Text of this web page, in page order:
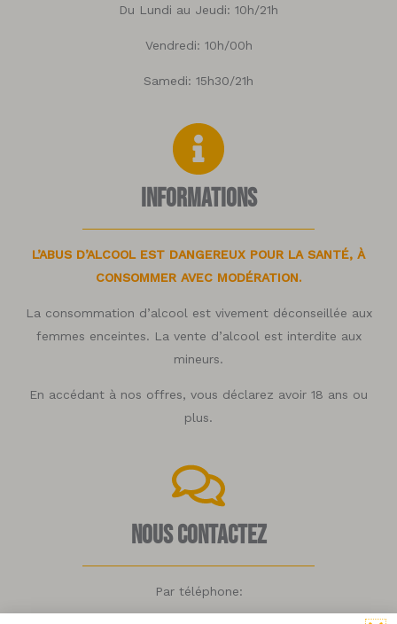
Du Lundi au Jeudi: 10h/21h
Vendredi: 10h/00h
Samedi: 15h30/21h
Informations
L’ABUS D’ALCOOL EST DANGEREUX POUR LA SANTÉ, À
CONSOMMER AVEC MODÉRATION.
La consommation d’alcool est vivement déconseillée aux
femmes enceintes. La vente d’alcool est interdite aux
mineurs.
En accédant à nos offres, vous déclarez avoir 18 ans ou
plus.
Nous contactez
Par téléphone: